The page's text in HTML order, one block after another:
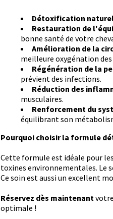
Détoxification
Restauration de
bonne santé de votre
Amélioration de la
meilleure oxygénation
Régénération de la
prévient des infections.
Réduction des
musculaires.
Renforcement du
équilibrant son
Pourquoi choisir la formule
Cette formule est idéale pour
toxines environnementales. Le
Ce soin est aussi un excellent
Réservez dès maintenantvotre
optimale !